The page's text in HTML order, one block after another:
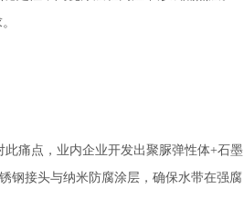
痛点，业内企业开发出聚脲弹性体+石墨
钢接头与纳米防腐涂层，确保水带在强腐